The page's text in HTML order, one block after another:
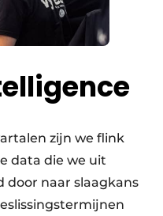
zijn we flink
data die we uit
door naar slaagkans